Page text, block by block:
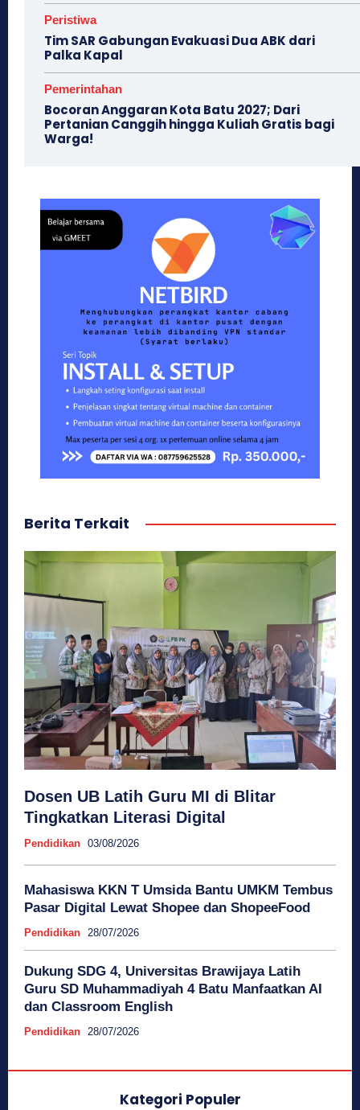
Peristiwa
Tim SAR Gabungan Evakuasi Dua ABK dari
Palka Kapal
Pemerintahan
Bocoran Anggaran Kota Batu 2027; Dari
Pertanian Canggih hingga Kuliah Gratis bagi
Warga!
Berita Terkait
Dosen UB Latih Guru MI di Blitar
Tingkatkan Literasi Digital
Pendidikan 03/08/2026
Mahasiswa KKN T Umsida Bantu UMKM Tembus
Pasar Digital Lewat Shopee dan ShopeeFood
Pendidikan 28/07/2026
Dukung SDG 4, Universitas Brawijaya Latih
Guru SD Muhammadiyah 4 Batu Manfaatkan AI
dan Classroom English
Pendidikan 28/07/2026
Kategori Populer